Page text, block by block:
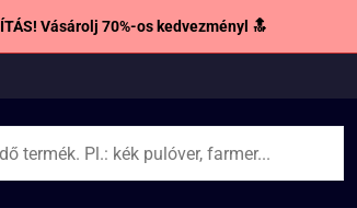
Vásárolj 70%-os kedvezményl 🔝